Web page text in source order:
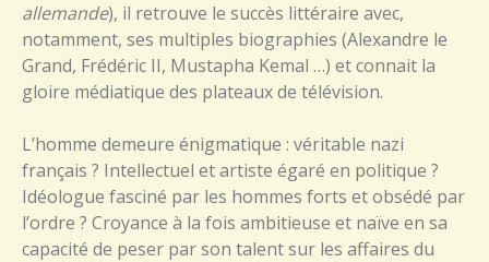
allemande), il retrouve le succès littéraire avec,
notamment, ses multiples biographies (Alexandre le
Grand, Frédéric II, Mustapha Kemal …) et connait la
gloire médiatique des plateaux de télévision.
L’homme demeure énigmatique : véritable nazi
français ? Intellectuel et artiste égaré en politique ?
Idéologue fasciné par les hommes forts et obsédé par
l’ordre ? Croyance à la fois ambitieuse et naïve en sa
capacité de peser par son talent sur les affaires du